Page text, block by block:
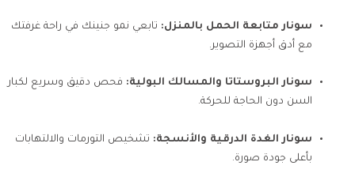
سونار متابعة الحمل بالمنزل: تابعي نمو جنينك في راحة غرفتك
مع أدق أجهزة التصوير.
سونار البروستاتا والمسالك البولية: فحص دقيق وسريع لكبار
السن دون الحاجة للحركة.
سونار الغدة الدرقية والأنسجة: تشخيص التورمات والالتهابات
بأعلى جودة صورة.